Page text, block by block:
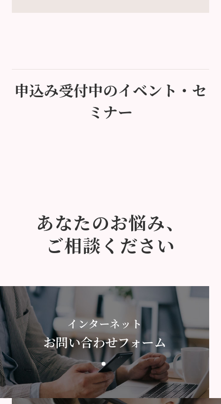
申込み受付中のイベント・セ
ミナー
あなたのお悩み、
ご相談ください
インターネット
お問い合わせフォーム